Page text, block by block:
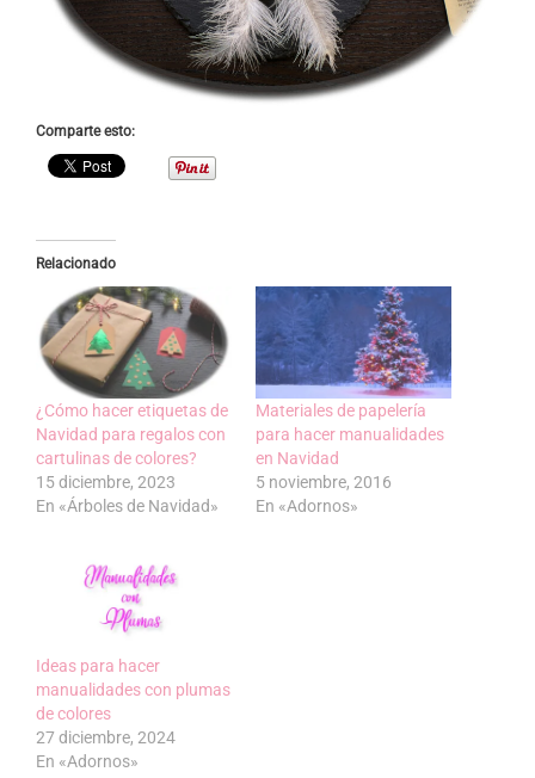
Comparte esto:
Relacionado
¿Cómo hacer etiquetas de
Navidad para regalos con
cartulinas de colores?
15 diciembre, 2023
En «Árboles de Navidad»
Materiales de papelería
para hacer manualidades
en Navidad
5 noviembre, 2016
En «Adornos»
Ideas para hacer
manualidades con plumas
de colores
27 diciembre, 2024
En «Adornos»